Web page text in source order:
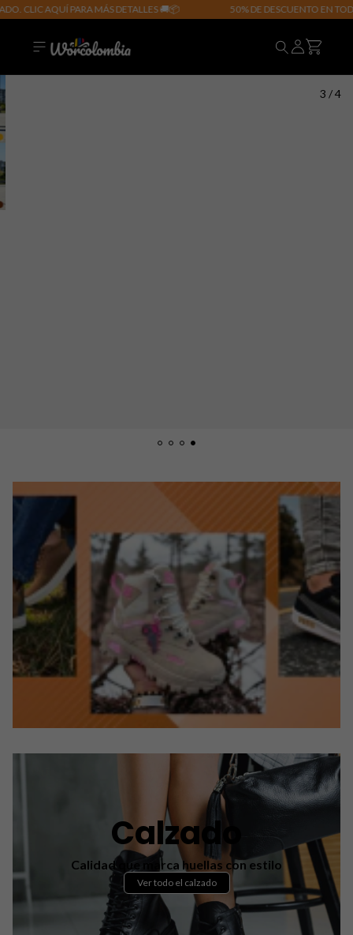
PARA MÁS DETALLES 🚚📦 50% DE DESCUENTO EN TODOS LOS
4 /4
Calzado
Calidad que marca huellas con estilo
Ver todo el calzado